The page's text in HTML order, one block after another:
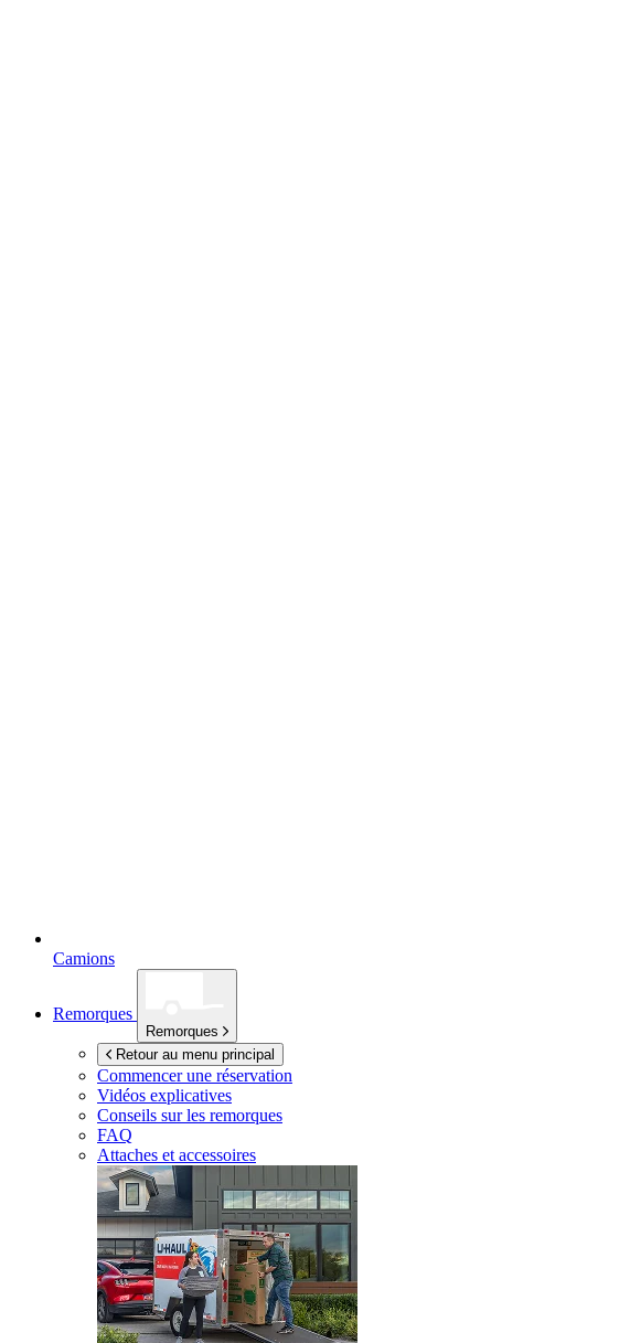
Camions
Remorques
Remorques
Retour au menu principal
Commencer une réservation
Vidéos explicatives
Conseils sur les remorques
FAQ
Attaches et accessoires